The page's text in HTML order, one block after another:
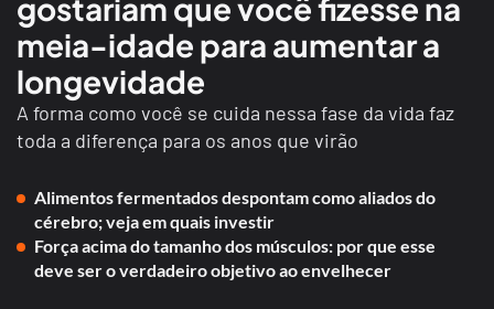
gostariam que você fizesse na
meia-idade para aumentar a
longevidade
A forma como você se cuida nessa fase da vida faz
toda a diferença para os anos que virão
Alimentos fermentados despontam como aliados do
cérebro; veja em quais investir
Força acima do tamanho dos músculos: por que esse
deve ser o verdadeiro objetivo ao envelhecer